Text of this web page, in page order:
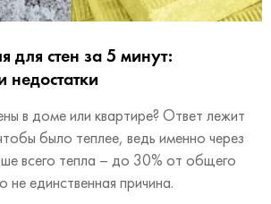
для стен за 5 минут:
недостатки
в доме или квартире? Ответ лежит
было теплее, ведь именно через
всего тепла – до 30% от общего
не единственная причина.